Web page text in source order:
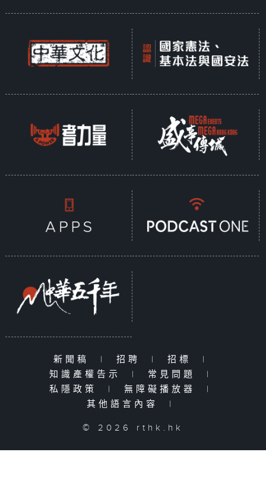
新聞稿 | 招聘 | 招標
|
知識產權告示
| 常見問題
|
私隱政策
| 無障礙播放器
|
其他語言內容
|
© 2026 rthk.hk